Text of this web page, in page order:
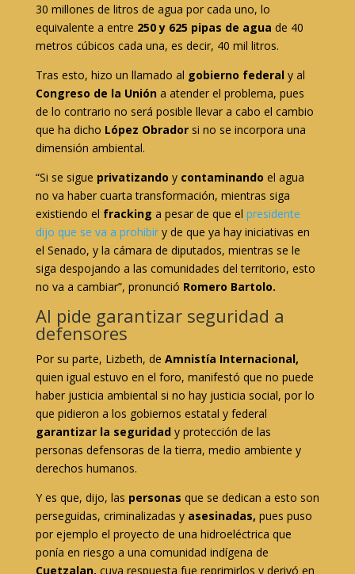
30 millones de litros de agua por cada uno, lo
equivalente a entre 250 y 625 pipas de agua de 40
metros cúbicos cada una, es decir, 40 mil litros.
Tras esto, hizo un llamado al gobierno federaly al
Congreso de la Unióna atender el problema, pues
de lo contrario no será posible llevar a cabo el cambio
que ha dicho López Obradorsi no se incorpora una
dimensión ambiental.
“Si se sigue privatizando y contaminando el agua
no va haber cuarta transformación, mientras siga
existiendo el fracking a pesar de que el presidente
dijo que se va a prohibiry de que ya hay iniciativas en
el Senado, y la cámara de diputados, mientras se le
siga despojando a las comunidades del territorio, esto
no va a cambiar”, pronunció Romero Bartolo.
AI pide garantizar seguridad a
defensores
Por su parte, Lizbeth, de Amnistía Internacional,
quien igual estuvo en el foro, manifestó que no puede
haber justicia ambiental si no hay justicia social, por lo
que pidieron a los gobiernos estatal y federal
garantizar la seguridady protección de las
personas defensoras de la tierra, medio ambiente y
derechos humanos.
Y es que, dijo, las personas que se dedican a esto son
perseguidas, criminalizadas y asesinadas, pues puso
por ejemplo el proyecto de una hidroeléctrica que
ponía en riesgo a una comunidad indígena de
Cuetzalan, cuya respuesta fue reprimirlos y derivó en